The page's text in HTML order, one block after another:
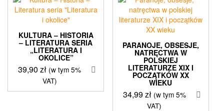
KULTURA – HISTORIA
– LITERATURA SERIA
„LITERATURA I
OKOLICE”
39,90zł (w tym 5%
VAT)
PARANOJE, OBSESJE,
NATRĘCTWA W
POLSKIEJ
LITERATURZE XIX I
POCZĄTKÓW XX
WIEKU
34,99zł (w tym 5%
VAT)